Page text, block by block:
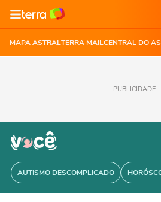
MAPA ASTRALTERRA MAILCENTRAL DO
PUBLICIDADE
AUTISMO DESCOMPLICADO